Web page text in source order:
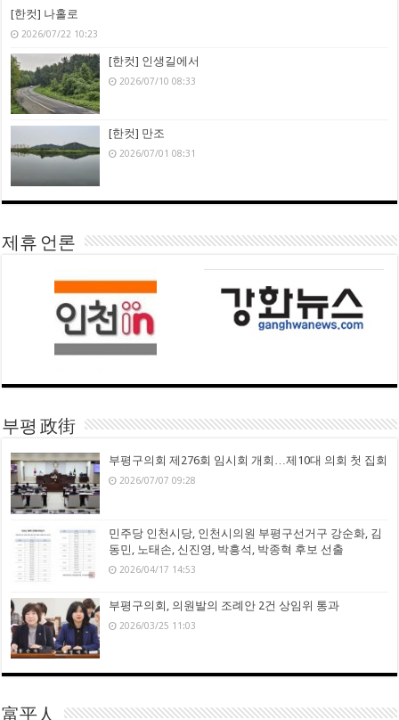
[한컷] 나홀로
2026/07/22 10:23
[한컷] 인생길에서
2026/07/10 08:33
[한컷] 만조
2026/07/01 08:31
제휴 언론
부평 政街
부평구의회 제276회 임시회 개회…제10대 의회 첫 집회
2026/07/07 09:28
민주당 인천시당, 인천시의원 부평구선거구 강순화, 김
동민, 노태손, 신진영, 박흥석, 박종혁 후보 선출
2026/04/17 14:53
부평구의회, 의원발의 조례안 2건 상임위 통과
2026/03/25 11:03
富平人